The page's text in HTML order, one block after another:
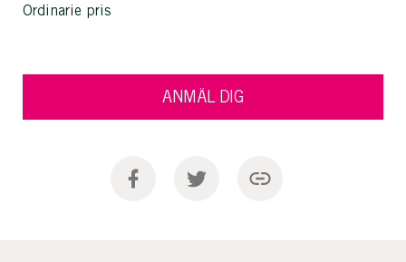
Ordinarie pris
ANMÄL DIG